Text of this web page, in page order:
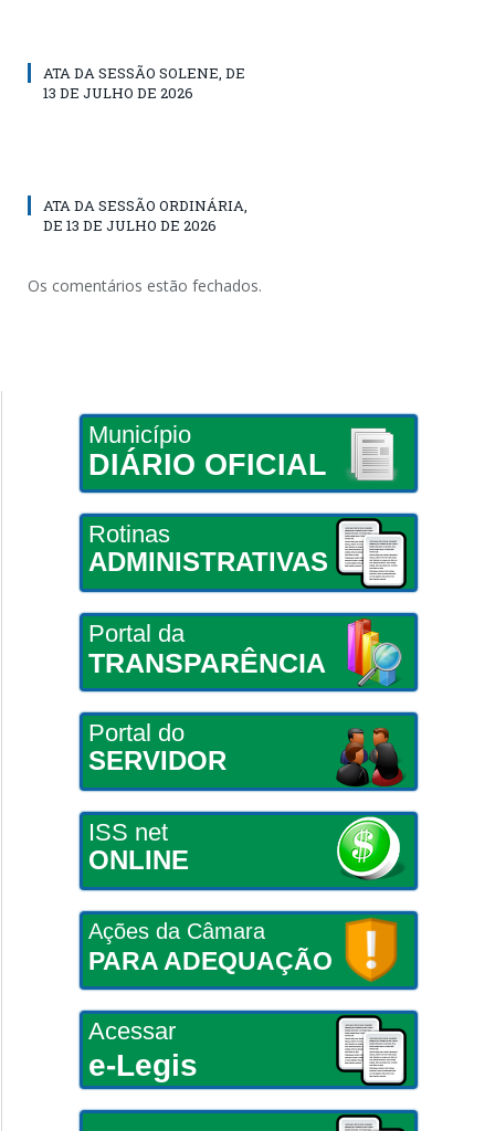
ATA DA SESSÃO SOLENE, DE
13 DE JULHO DE 2026
ATA DA SESSÃO ORDINÁRIA,
DE 13 DE JULHO DE 2026
Os comentários estão fechados.
Município
DIÁRIO OFICIAL
Rotinas
ADMINISTRATIVAS
Portal da
TRANSPARÊNCIA
Portal do
SERVIDOR
ISS net
ONLINE
Ações da Câmara
PARA ADEQUAÇÃO
Acessar
e-Legis